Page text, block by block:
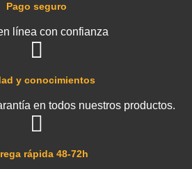
rápida 48-72h
y conocimientos
en todos nuestros productos.
Pago seguro
línea con confianza